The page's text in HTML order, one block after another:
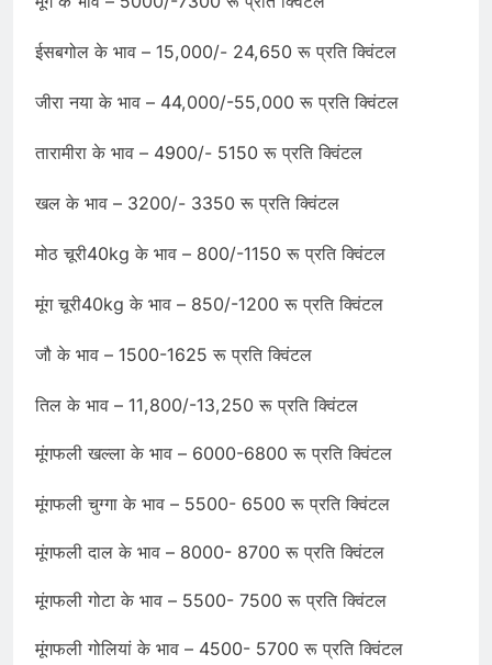
ईसबगोल के भाव – 15,000/- 24,650 रू प्रति क्विंटल
जीरा नया के भाव – 44,000/-55,000 रू प्रति क्विंटल
तारामीरा के भाव – 4900/- 5150 रू प्रति क्विंटल
खल के भाव – 3200/- 3350 रू प्रति क्विंटल
मोठ चूरी40kg के भाव – 800/-1150 रू प्रति क्विंटल
मूंग चूरी40kg के भाव – 850/-1200 रू प्रति क्विंटल
जौ के भाव – 1500-1625 रू प्रति क्विंटल
तिल के भाव – 11,800/-13,250 रू प्रति क्विंटल
मूंगफली खल्ला के भाव – 6000-6800 रू प्रति क्विंटल
मूंगफली चुग्गा के भाव – 5500- 6500 रू प्रति क्विंटल
मूंगफली दाल के भाव – 8000- 8700 रू प्रति क्विंटल
मूंगफली गोटा के भाव – 5500- 7500 रू प्रति क्विंटल
मूंगफली गोलियां के भाव – 4500- 5700 रू प्रति क्विंटल